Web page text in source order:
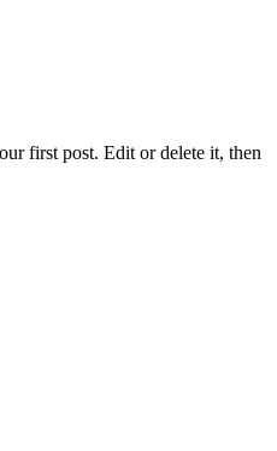
first post. Edit or delete it, then